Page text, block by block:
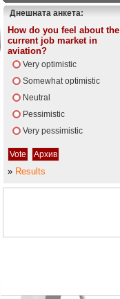
Днешната анкета:
How do you feel about the
current job market in
aviation?
Very optimistic
Somewhat optimistic
Neutral
Pessimistic
Very pessimistic
» Results